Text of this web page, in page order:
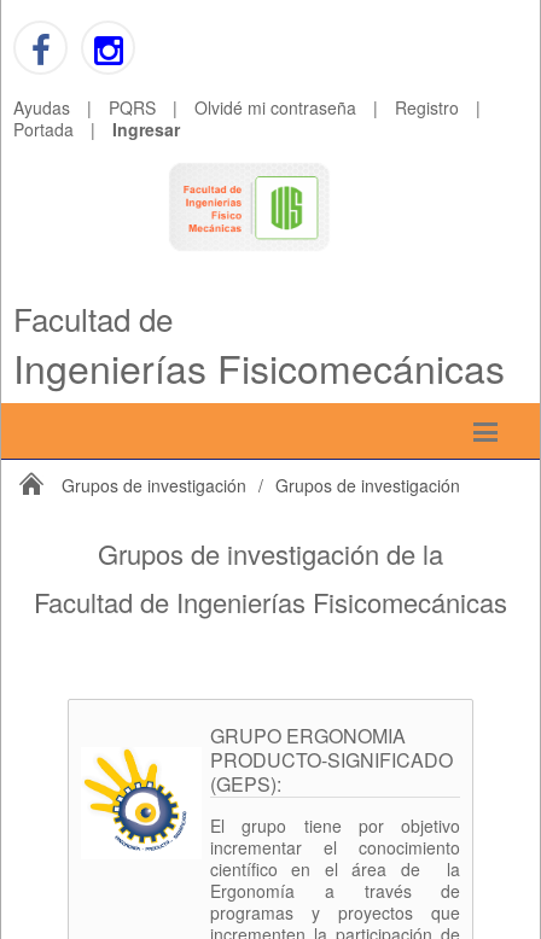
Ayudas | PQRS | Olvidé mi contraseña | Registro
|
Portada
| Ingresar
Facultad de
Ingenierías Fisicomecánicas
Grupos de investigación / Grupos de investigación